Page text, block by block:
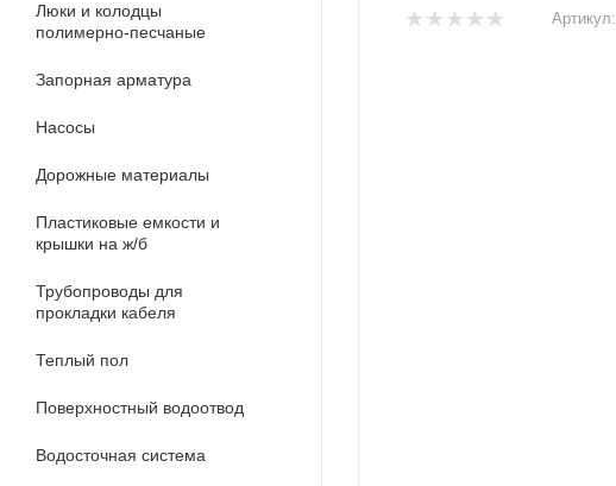
Люки и колодцы
полимерно-песчаные
Запорная арматура
Насосы
Дорожные материалы
Пластиковые емкости и
крышки на ж/б
Трубопроводы для
прокладки кабеля
Теплый пол
Поверхностный водоотвод
Водосточная система
Артикул: